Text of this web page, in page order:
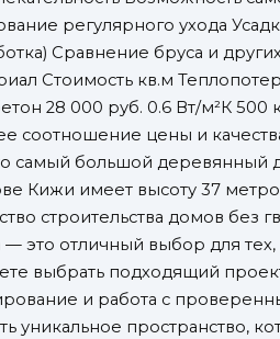
регулярного ухода
Сравнение бруса и
Стоимость кв.м
28 000 руб. 0.6 Вт/м²К 500
соотношение цены и
самый большой деревянный
Кижи имеет высоту 37
строительства домов
— это отличный выбор для
выбрать подходящий
и работа с
уникальное пространство,